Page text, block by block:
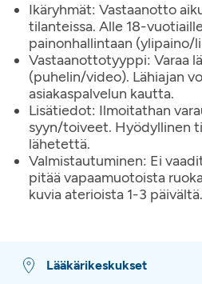
Ikäryhmät: Vastaanotto
tilanteissa. Alle 18-
painonhallintaan (ylipaino/
Vastaanottotyyppi: Varaa
(puhelin/video). Lähiajan
asiakaspalvelun kautta.
Lisätiedot: Ilmoitathan
syyn/toiveet. Hyödyllinen
lähetettä.
Valmistautuminen: Ei
pitää vapaamuotoista
kuvia aterioista 1-3 päivältä.
Lääkärikeskukset